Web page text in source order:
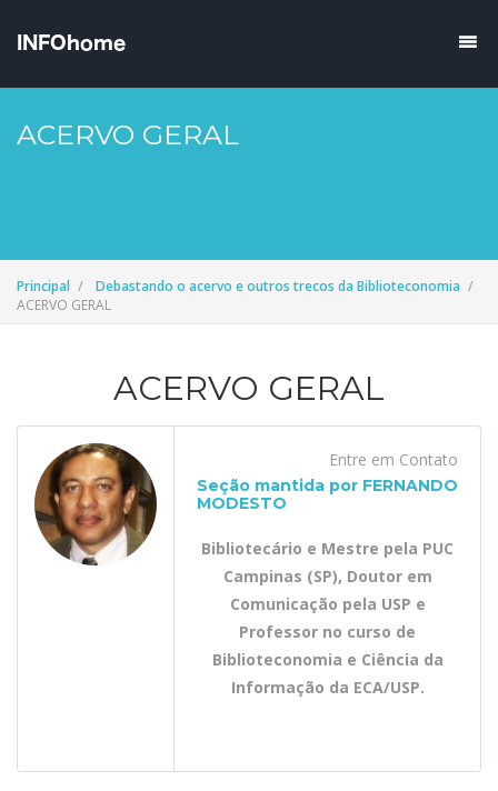
ACERVO GERAL
Principal
Debastando o acervo e outros trecos da Biblioteconomia
ACERVO GERAL
ACERVO GERAL
Entre em Contato
Seção mantida por FERNANDO
MODESTO
Bibliotecário e Mestre pela PUC
Campinas (SP), Doutor em
Comunicação pela USP e
Professor no curso de
Biblioteconomia e Ciência da
Informação da ECA/USP.